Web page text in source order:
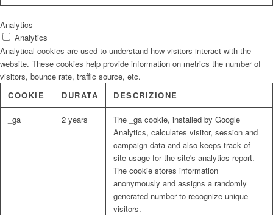
Analytics
Analytics
Analytical cookies are used to understand how visitors interact with the
website. These cookies help provide information on metrics the number of
visitors, bounce rate, traffic source, etc.
COOKIE
DURATA DESCRIZIONE
_ga 2 years
The _ga cookie, installed by Google
Analytics, calculates visitor, session and
campaign data and also keeps track of
site usage for the site's analytics report.
The cookie stores information
anonymously and assigns a randomly
generated number to recognize unique
visitors.